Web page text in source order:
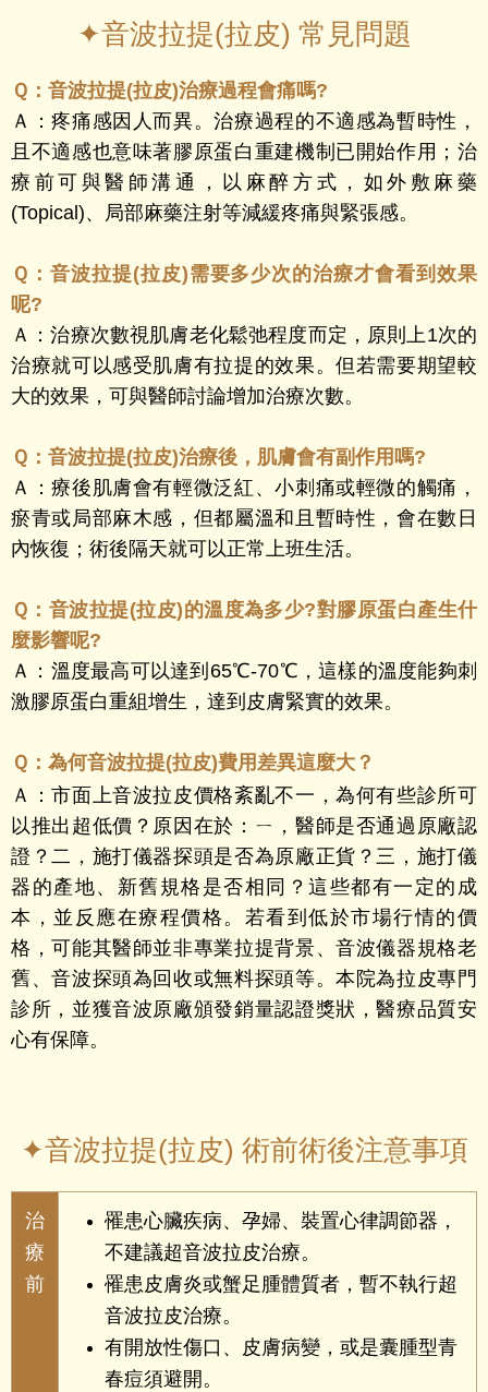
✦音波拉提(拉皮) 常見問題
Ｑ： 音波拉提(拉皮)治療過程會痛嗎?
Ａ：疼痛感因人而異。治療過程的不適感為暫時性，
且不適感也意味著膠原蛋白重建機制已開始作用；治
療前可與醫師溝通，以麻醉方式，如外敷麻藥
(Topical)、局部麻藥注射等減緩疼痛與緊張感。
Ｑ： 音波拉提(拉皮)需要多少次的治療才會看到效果
呢?
Ａ：治療次數視肌膚老化鬆弛程度而定，原則上1次的
治療就可以感受肌膚有拉提的效果。但若需要期望較
大的效果，可與醫師討論增加治療次數。
Ｑ： 音波拉提(拉皮)治療後，肌膚會有副作用嗎?
Ａ：療後肌膚會有輕微泛紅、小刺痛或輕微的觸痛，
瘀青或局部麻木感，但都屬溫和且暫時性，會在數日
內恢復；術後隔天就可以正常上班生活。
Ｑ： 音波拉提(拉皮)的溫度為多少?對膠原蛋白產生什
麼影響呢?
Ａ： 溫度最高可以達到65℃-70℃，這樣的溫度能夠刺
激膠原蛋白重組增生，達到皮膚緊實的效果。
Ｑ： 為何音波拉提(拉皮)費用差異這麼大？
Ａ：市面上音波拉皮價格紊亂不一，為何有些診所可
以推出超低價？原因在於：ㄧ，醫師是否通過原廠認
證？二，施打儀器探頭是否為原廠正貨？三，施打儀
器的產地、新舊規格是否相同？這些都有一定的成
本，並反應在療程價格。 若看到低於市場行情的價
格，可能其醫師並非專業拉提背景、音波儀器規格老
舊、音波探頭為回收或無料探頭等。本院為拉皮專門
診所，並獲音波原廠頒發銷量認證獎狀，醫療品質安
心有保障。
✦音波拉提(拉皮) 術前術後注意事項
治
療
前
罹患心臟疾病、孕婦、裝置心律調節器，
不建議超音波拉皮治療。
罹患皮膚炎或蟹足腫體質者，暫不執行超
音波拉皮治療。
有開放性傷口、皮膚病變，或是囊腫型青
春痘須避開。